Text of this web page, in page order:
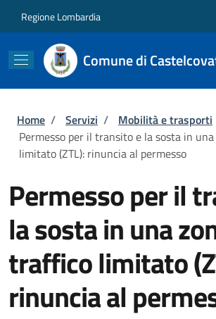
Regione Lombardia
Comune di
Briciole di pane
Home / Servizi / Mobilità e trasporti
Permesso per il transito e la sosta in
limitato (ZTL): rinuncia al permesso
Permesso per il
la sosta in una
traffico limitato
rinuncia al